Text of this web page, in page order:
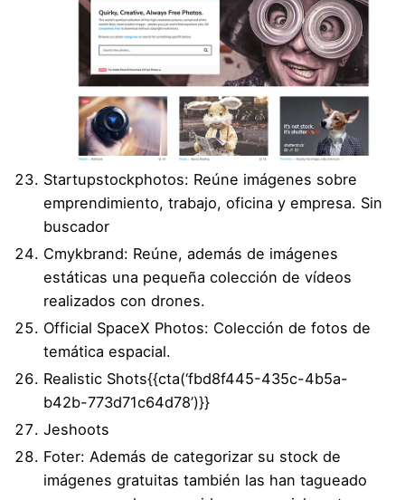
Startupstockphotos: Reúne imágenes sobre
emprendimiento, trabajo, oficina y empresa. Sin
buscador
Cmykbrand: Reúne, además de imágenes
estáticas una pequeña colección de vídeos
realizados con drones.
Official SpaceX Photos: Colección de fotos de
temática espacial.
Realistic Shots{{cta(‘fbd8f445-435c-4b5a-
b42b-773d71c64d78’)}}
Jeshoots
Foter: Además de categorizar su stock de
imágenes gratuitas también las han tagueado